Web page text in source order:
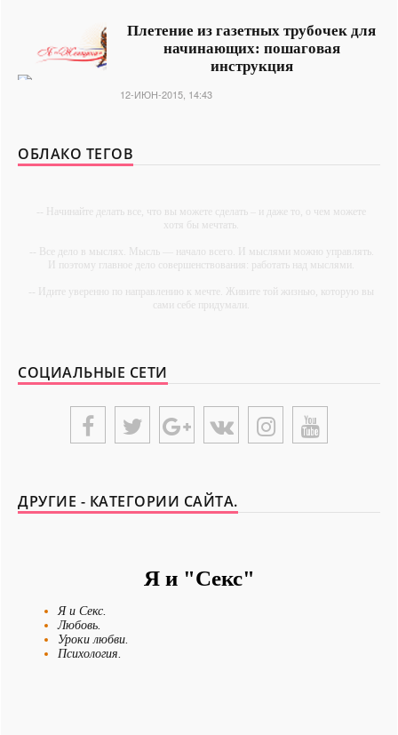
Плетение из газетных трубочек для
начинающих: пошаговая
инструкция
12-ИЮН-2015, 14:43
ОБЛАКО ТЕГОВ
-- Начинайте делать все, что вы можете сделать – и даже то, о чем можете
хотя бы мечтать.
-- Все дело в мыслях. Мысль — начало всего. И мыслями можно управлять.
И поэтому главное дело совершенствования: работать над мыслями.
-- Идите уверенно по направлению к мечте. Живите той жизнью, которую вы
сами себе придумали.
-- Лучшее, что можно сделать с хорошим советом, это пропустить его мимо
ушей. Он никогда не бывает полезен никому, кроме того, кто его дал.
-- Люблю давать советы и очень не люблю, когда их дают мне.
{UNIPLACE}
СОЦИАЛЬНЫЕ СЕТИ
ДРУГИЕ - КАТЕГОРИИ САЙТА.
Я и "Секс"
Я и Секс.
Любовь.
Уроки любви.
Психология.